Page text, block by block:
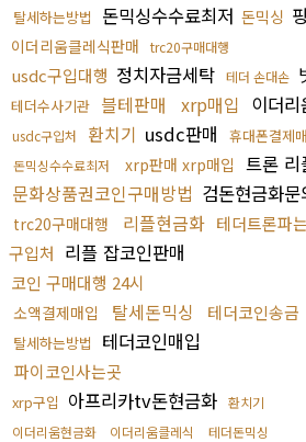
탈세하는방법 돈믹싱수수료최저 돈믹싱
이더리움클레식판매 trc20구매대행
usdc구입대행 정치자금세탁 테더 손대손
테더수사기관 블테판매 xrp매입 이더리
usdc구입처 환치기 usdc판매 휴대폰결제
돈믹싱수수료최저 xrp판매 xrp매입 트론 리
문화상품권코인구매방법 검돈현금화문
trc20구매대행 리플현금화 테더트론파
구입처 리플 잡코인판매
코인 구매대행 24시
소액결제매입 탈세돈믹싱 테더코인송금
탈세하는방법 테더코인매입
파이코인사는곳
xrp구입 아프리카tv돈현금화 환치기
이더리움현금화
이더리움클레식 테더돈믹싱